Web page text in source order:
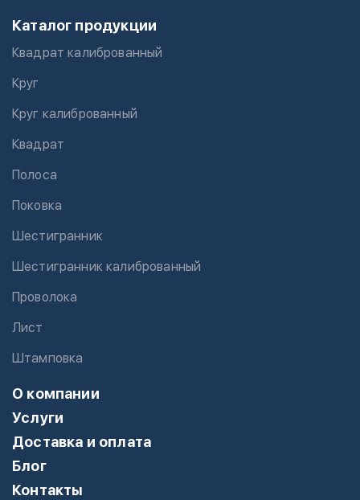
Каталог продукции
Квадрат калиброванный
Круг
Круг калиброванный
Квадрат
Полоса
Поковка
Шестигранник
Шестигранник калиброванный
Проволока
Лист
Штамповка
О компании
Услуги
Доставка и оплата
Блог
Контакты